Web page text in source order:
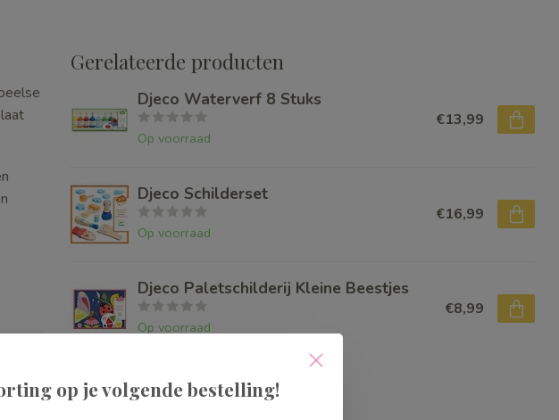
Gerelateerde producten
Djeco Waterverf 8 Stuks
Op voorraad
€13,99
Djeco Schilderset
Op voorraad
€16,99
Djeco Paletschilderij Kleine Beestjes
Op voorraad
€8,99
op je volgende bestelling!